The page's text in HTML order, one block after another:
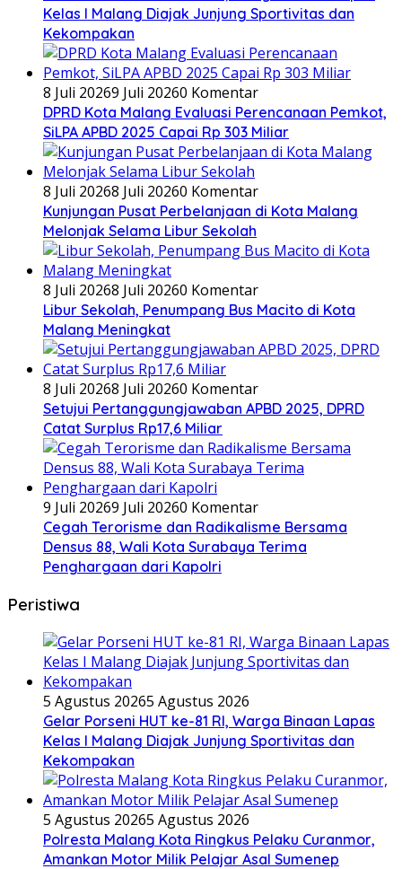
Kelas I Malang Diajak Junjung Sportivitas dan
Kekompakan
8 Juli 20269 Juli 20260 Komentar
DPRD Kota Malang Evaluasi Perencanaan Pemkot,
SiLPA APBD 2025 Capai Rp 303 Miliar
8 Juli 20268 Juli 20260 Komentar
Kunjungan Pusat Perbelanjaan di Kota Malang
Melonjak Selama Libur Sekolah
8 Juli 20268 Juli 20260 Komentar
Libur Sekolah, Penumpang Bus Macito di Kota
Malang Meningkat
8 Juli 20268 Juli 20260 Komentar
Setujui Pertanggungjawaban APBD 2025, DPRD
Catat Surplus Rp17,6 Miliar
9 Juli 20269 Juli 20260 Komentar
Cegah Terorisme dan Radikalisme Bersama
Densus 88, Wali Kota Surabaya Terima
Penghargaan dari Kapolri
Peristiwa
5 Agustus 20265 Agustus 2026
Gelar Porseni HUT ke-81 RI, Warga Binaan Lapas
Kelas I Malang Diajak Junjung Sportivitas dan
Kekompakan
5 Agustus 20265 Agustus 2026
Polresta Malang Kota Ringkus Pelaku Curanmor,
Amankan Motor Milik Pelajar Asal Sumenep